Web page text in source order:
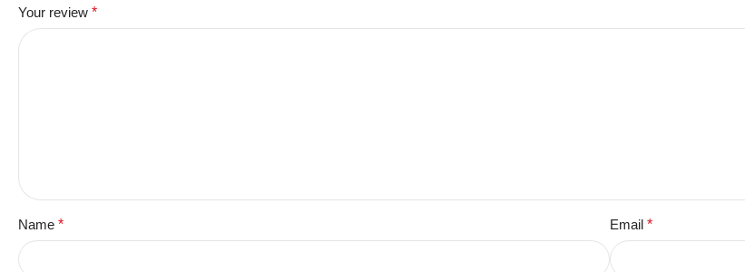
Your review *
Name * Email *